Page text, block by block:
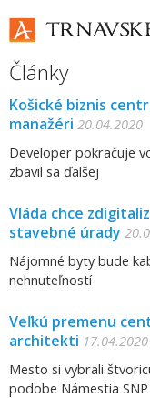
Články
Košické biznis
manažéri 20.04.2020
Developer pokračuje
zbavil sa ďalšej
Vláda chce
stavebné úrady
Nájomné byty bude
nehnuteľností
Veľkú premenu
architekti 17.04.2020
Mesto si vybrali
podobe Námestia